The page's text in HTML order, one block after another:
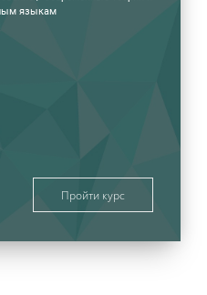
языкам
Пройти курс